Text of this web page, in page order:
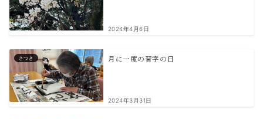
2024年4月6日
さつき 月に一度の習字の日
2024年3月31日